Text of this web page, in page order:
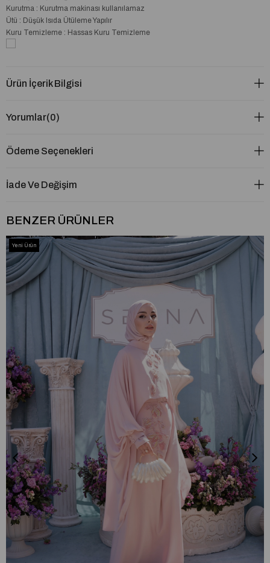
Kurutma : Kurutma makinası kullanılamaz
Ütü : Düşük Isıda Ütüleme Yapılır
Kuru Temizleme : Hassas Kuru Temizleme
Ürün İçerik Bilgisi
Yorumlar(0)
Ödeme Seçenekleri
İade Ve Değişim
BENZER ÜRÜNLER
Yeni Ürün